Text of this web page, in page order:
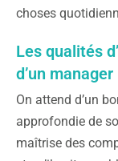
choses
Les qualités
d’un manager
On attend d’un
approfondie de
maîtrise des